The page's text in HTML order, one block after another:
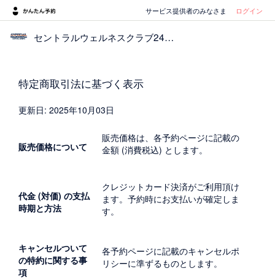
サービス提供者のみなさま ログイン
セントラルウェルネスクラブ24桶川北本
特定商取引法に基づく表示
更新日: 2025年10月03日
販売価格について
販売価格は、各予約ページに記載の
金額 (消費税込) とします。
代金 (対価) の支払
時期と方法
クレジットカード決済がご利用頂け
ます。予約時にお支払いが確定しま
す。
キャンセルついて
の特約に関する事
項
各予約ページに記載のキャンセルポ
リシーに準ずるものとします。